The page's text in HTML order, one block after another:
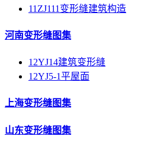
11ZJ111变形缝建筑构造
河南变形缝图集
12YJ14建筑变形缝
12YJ5-1平屋面
上海变形缝图集
山东变形缝图集